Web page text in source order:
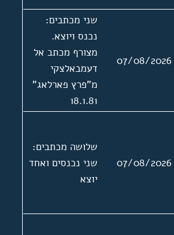
07/08/2026
שני מכתבים:
נכנס ויוצא.
מצורף מכתב אל
דעמבאלצקי
מ"פרץ פארלאג"
18.1.81
07/08/2026
שלושה מכתבים:
שני נכנסים ואחד
יוצא